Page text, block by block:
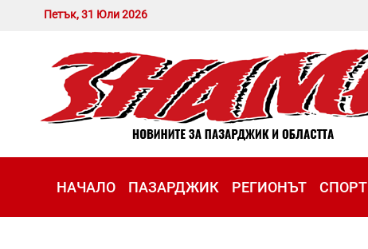
Петък, 31 Юли 2026
НАЧАЛО ПАЗАРДЖИК РЕГИОНЪТ СПОРТ